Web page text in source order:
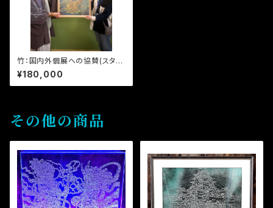
竹：国内外個展への協賛(スタン
ダード)
¥180,000
その他の商品